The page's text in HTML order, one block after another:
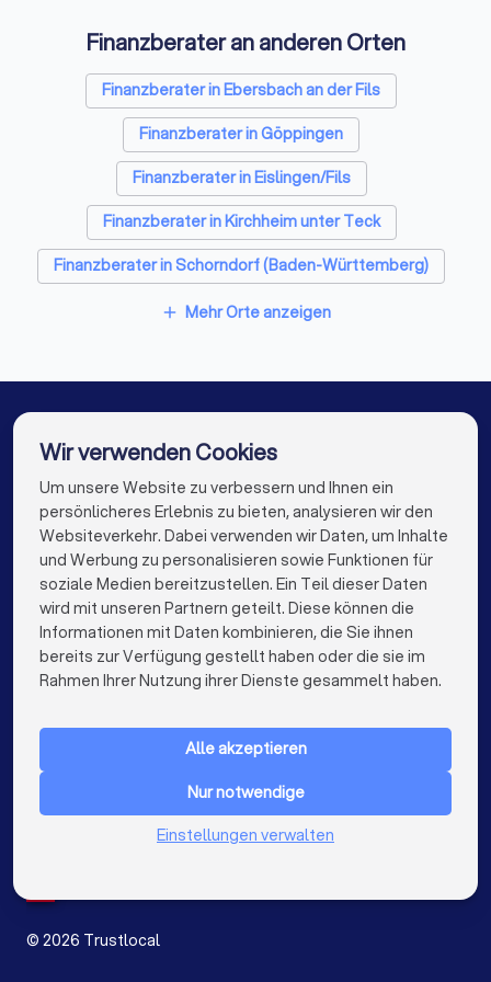
Finanzberater an anderen Orten
Finanzberater in Ebersbach an der Fils
Finanzberater in Göppingen
Finanzberater in Eislingen/Fils
Finanzberater in Kirchheim unter Teck
Finanzberater in Schorndorf (Baden-Württemberg)
Finanzberater in Lorch (Baden-Württemberg)
Finanzberater in Weinstadt
Finanzberater in Welzheim
Finanzberater in Berlin
Finanzberater in Hamburg
Finanzberater in München
Finanzberater in Köln
Finanzberater in Frankfurt am Main
Finanzberater in Stuttgart
Finanzberater in Dortmund
Finanzberater in Essen
Finanzberater in Bremen
Finanzberater in Nürnberg
Finanzberater in Dresden
add Mehr Orte anzeigen
Die besten Finanzberater für Sie
info@trustlocal.de
FÜR PRIVATPERSONEN
Niederlande
© 2026 Trustlocal
Wir verwenden Cookies
Um unsere Website zu verbessern und Ihnen ein
persönlicheres Erlebnis zu bieten, analysieren wir den
Websiteverkehr. Dabei verwenden wir Daten, um Inhalte
und Werbung zu personalisieren sowie Funktionen für
soziale Medien bereitzustellen. Ein Teil dieser Daten
wird mit unseren Partnern geteilt. Diese können die
Informationen mit Daten kombinieren, die Sie ihnen
bereits zur Verfügung gestellt haben oder die sie im
Rahmen Ihrer Nutzung ihrer Dienste gesammelt haben.
Alle akzeptieren
Nur notwendige
Einstellungen verwalten